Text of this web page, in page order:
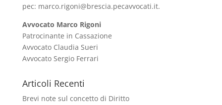
pec: marco.rigoni@brescia.pecavvocati.it.
Avvocato Marco Rigoni
Patrocinante in Cassazione
Avvocato Claudia Sueri
Avvocato Sergio Ferrari
Articoli Recenti
Brevi note sul concetto di Diritto